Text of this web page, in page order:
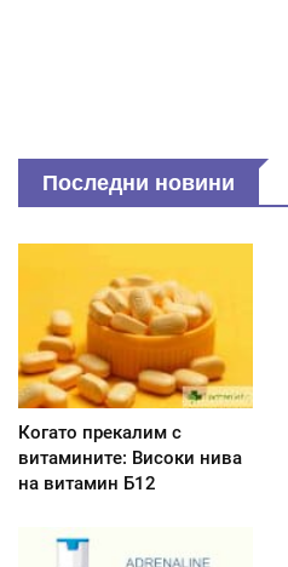
Последни новини
Когато прекалим с
витамините: Високи нива
на витамин Б12